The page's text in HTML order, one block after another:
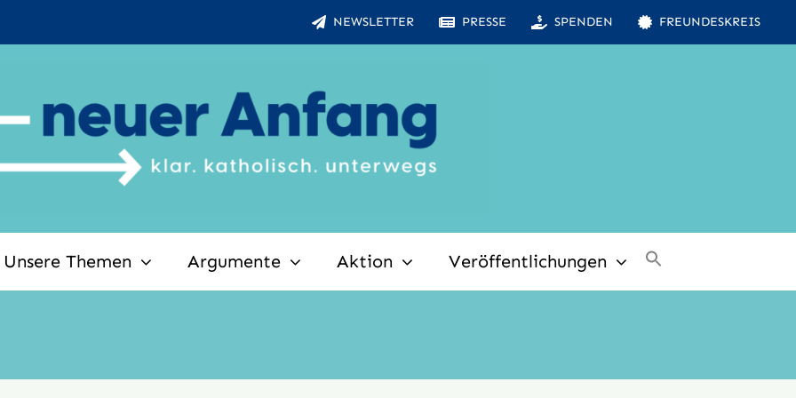
NEWSLETTER PRESSE SPENDEN FREUNDESKREIS
Unsere Themen Argumente Aktion Veröffentlichungen